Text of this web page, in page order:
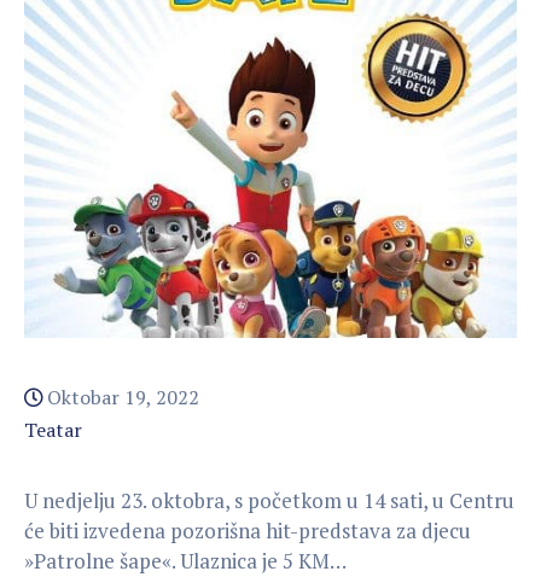
Oktobar 19, 2022
Teatar
U nedjelju 23. oktobra, s početkom u 14 sati, u Centru
će biti izvedena pozorišna hit-predstava za djecu
»Patrolne šape«. Ulaznica je 5 KM…